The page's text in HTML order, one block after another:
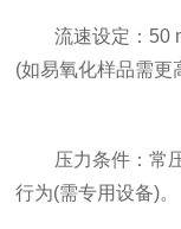
流速设定：50
(如易氧化样品需更
压力条件：常压
行为(需专用设备)。